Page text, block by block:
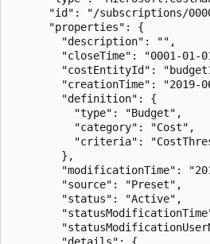
"id": "/subscriptions/
      "properties": {
        "description": "",
"closeTime": "0001-01-
"costEntityId":
"creationTime": "2019-
        "definition": {
          "type": "Budget",
          "category": "Cost",
"criteria":
        },
"modificationTime":
        "source": "Preset",
        "status": "Active",
        "details": {